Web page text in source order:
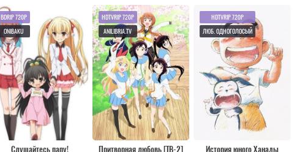
Слушайтесь папу!
BDRIP 720P
ONIBAKU
Притворная любовь [ТВ-2]
HDTVRIP 720P
ANILIBRIA.TV
История юного Ханады
HDTVRIP 720P
ЛЮБ. ОДНОГОЛОСЫЙ